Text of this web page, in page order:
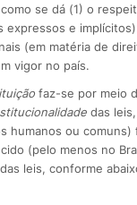
se dá (1) o
expressos e
(em matéria de
vigor no país.
faz-se por meio
das
humanos ou comuns)
(pelo menos no
das leis, conforme